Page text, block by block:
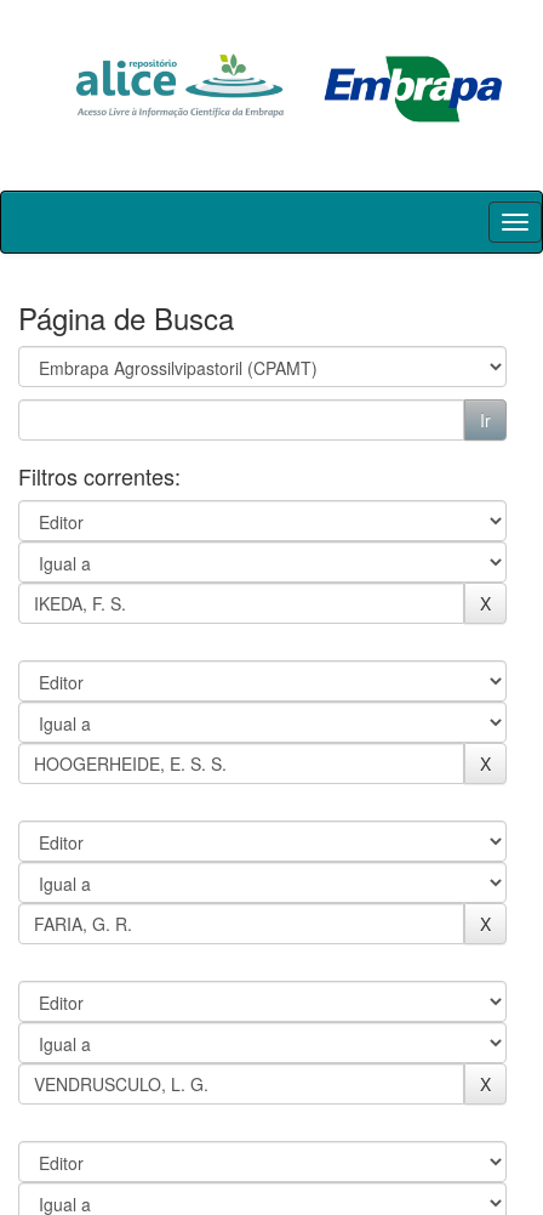
Skip
Página de Busca
Filtros correntes: